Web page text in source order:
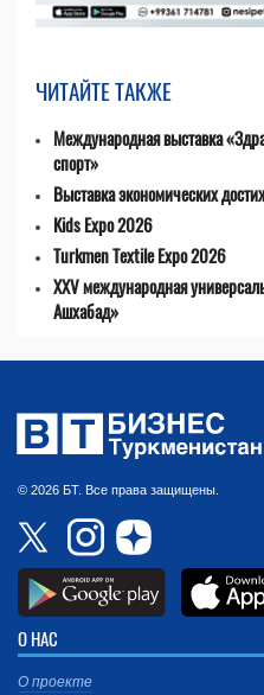
ЧИТАЙТЕ ТАКЖЕ
Международная выставка
спорт»
Выставка экономических
Kids Expo 2026
Turkmen Textile Expo 2026
XXV международная
Ашхабад»
© 2026 БТ. Все права защищены.
О НАС
О проекте